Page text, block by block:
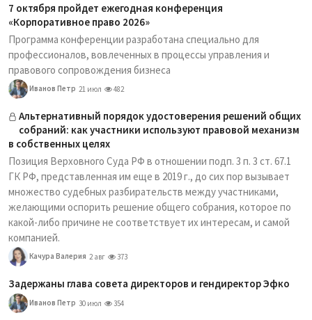
7 октября пройдет ежегодная конференция
«Корпоративное право 2026»
Программа конференции разработана специально для
профессионалов, вовлеченных в процессы управления и
правового сопровождения бизнеса
Иванов Петр 21 июл 482
Альтернативный порядок удостоверения решений общих
собраний: как участники используют правовой механизм
в собственных целях
Позиция Верховного Суда РФ в отношении подп. 3 п. 3 ст. 67.1
ГК РФ, представленная им еще в 2019 г., до сих пор вызывает
множество судебных разбирательств между участниками,
желающими оспорить решение общего собрания, которое по
какой-либо причине не соответствует их интересам, и самой
компанией.
Качура Валерия 2 авг 373
Задержаны глава совета директоров и гендиректор Эфко
Иванов Петр 30 июл 354